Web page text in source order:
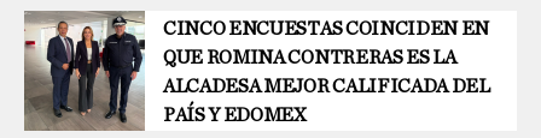
CINCO ENCUESTAS COINCIDEN EN
QUE ROMINA CONTRERAS ES LA
ALCADESA MEJOR CALIFICADA DEL
PAÍS Y EDOMEX